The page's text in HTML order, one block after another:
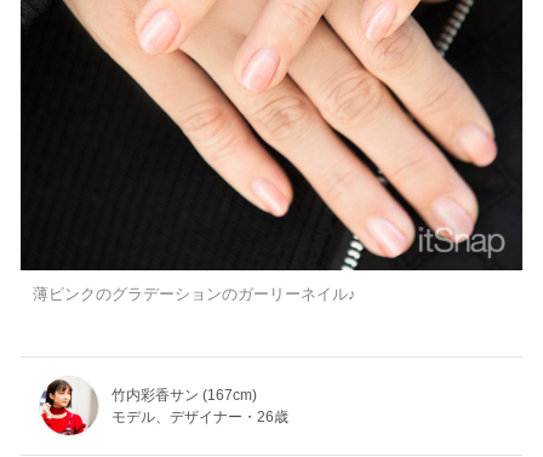
薄ピンクのグラデーションのガーリーネイル♪
竹内彩香サン (167cm)
モデル、デザイナー・26歳